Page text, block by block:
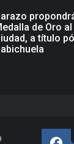
de Oro
a título